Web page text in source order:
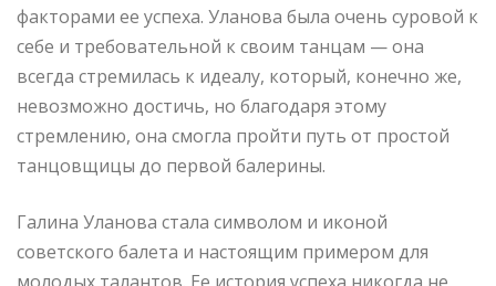
факторами ее успеха. Уланова была очень суровой к
себе и требовательной к своим танцам — она
всегда стремилась к идеалу, который, конечно же,
невозможно достичь, но благодаря этому
стремлению, она смогла пройти путь от простой
танцовщицы до первой балерины.
Галина Уланова стала символом и иконой
советского балета и настоящим примером для